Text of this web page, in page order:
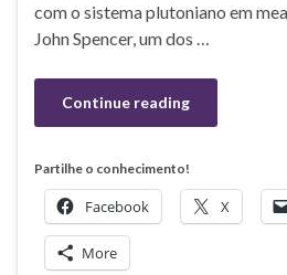
com o sistema plutoniano em
John Spencer, um dos …
Continue reading
Partilhe o conhecimento!
Facebook X
More